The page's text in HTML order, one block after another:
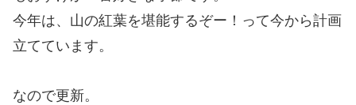
今年は、山の紅葉を堪能するぞー！って今から計画
立てています。
なので更新。